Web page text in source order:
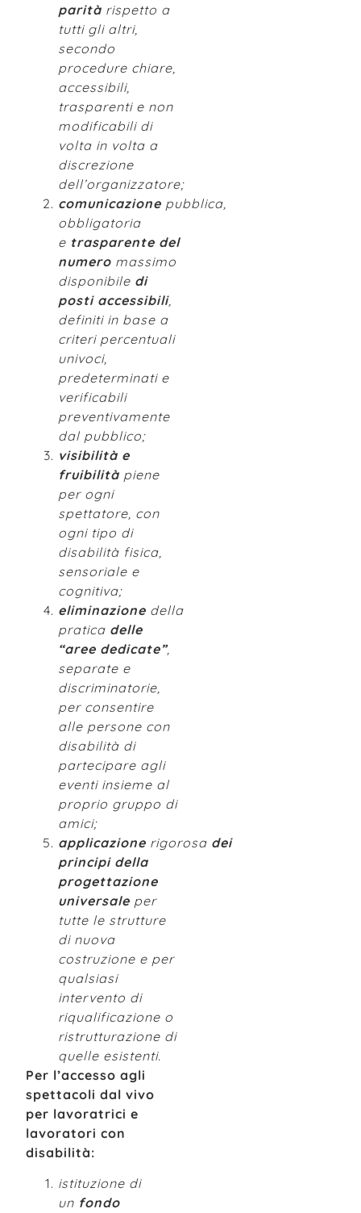
parità rispetto a
tutti gli altri,
secondo
procedure chiare,
accessibili,
trasparenti e non
modificabili di
volta in volta a
discrezione
dell’organizzatore;
comunicazione pubblica,
obbligatoria
e trasparente del
numero massimo
disponibile di
posti accessibili,
definiti in base a
criteri percentuali
univoci,
predeterminati e
verificabili
preventivamente
dal pubblico;
visibilità e
fruibilità piene
per ogni
spettatore, con
ogni tipo di
disabilità fisica,
sensoriale e
cognitiva;
eliminazione della
pratica delle
“aree dedicate”,
separate e
discriminatorie,
per consentire
alle persone con
disabilità di
partecipare agli
eventi insieme al
proprio gruppo di
amici;
applicazione rigorosa dei
principi della
progettazione
universale per
tutte le strutture
di nuova
costruzione e per
qualsiasi
intervento di
riqualificazione o
ristrutturazione di
quelle esistenti.
Per l’accesso agli
spettacoli dal vivo
per lavoratrici e
lavoratori con
disabilità:
istituzione di
un fondo